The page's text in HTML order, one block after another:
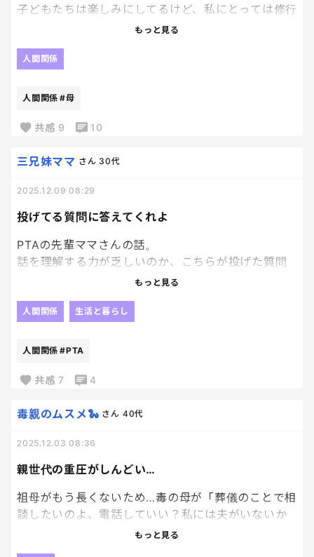
子どもたちは楽しみにしてるけど、私にとっては修行
もっと見る
人間関係
人間関係 #母
共感 9 10
投げてる質問に答えてくれよ
三兄妹ママ さん 30代
2025.12.09 08:29
PTAの先輩ママさんの話。
話を理解する力が乏しいのか、こちらが投げた質問
の答えを明確にくれなくて、、、
何回もLINEを往復しなきゃなのがしんどい。
もっと見る
人間関係 生活と暮らし
人間関係 #PTA
共感 7 4
親世代の重圧がしんどい…
毒親のムスメ🐍 さん 40代
2025.12.03 08:36
祖母がもう長くないため…毒の母が「葬儀のことで相
談したいのよ、電話していい？私には夫がいないか
ら」と何度もLINEしてくる。
もっと見る